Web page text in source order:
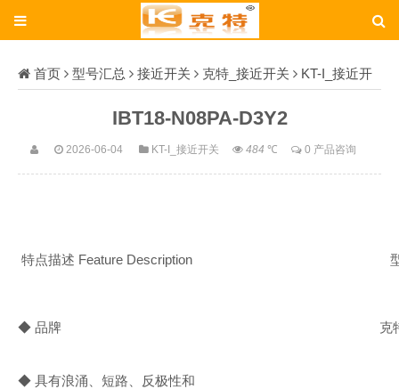
首页 型号汇总 接近开关 克特_接近开关 KT-I_接近开
IBT18-N08PA-D3Y2
2026-06-04 KT-I_接近开关 484 ℃ 0 产品咨询
特点描述 Feature Description
◆ 品牌 克
◆ 具有浪涌、短路、反极性和